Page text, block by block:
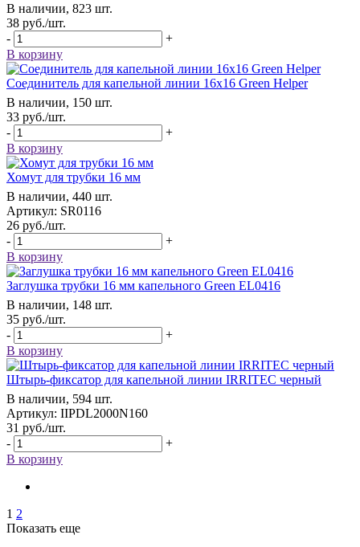
В наличии, 823 шт.
38 руб./шт.
-
+
В корзину
Соединитель для капельной линии 16х16 Green Helper
В наличии, 150 шт.
33 руб./шт.
-
+
В корзину
Хомут для трубки 16 мм
В наличии, 440 шт.
Артикул: SR0116
26 руб./шт.
-
+
В корзину
Заглушка трубки 16 мм капельного Green EL0416
В наличии, 148 шт.
35 руб./шт.
-
+
В корзину
Штырь-фиксатор для капельной линии IRRITEC черный
В наличии, 594 шт.
Артикул: IIPDL2000N160
31 руб./шт.
-
+
В корзину
1 2
Показать еще